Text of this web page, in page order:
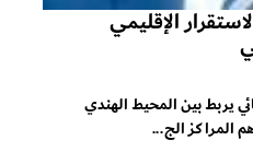
الإقليمي
يربط بين المحيط الهندي
المراكز الج...